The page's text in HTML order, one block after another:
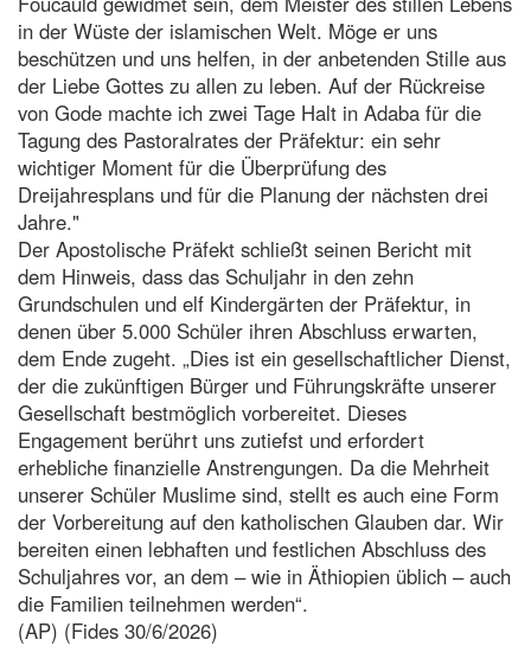
in der Wüste der islamischen Welt. Möge er uns
beschützen und uns helfen, in der anbetenden Stille aus
der Liebe Gottes zu allen zu leben. Auf der Rückreise
von Gode machte ich zwei Tage Halt in Adaba für die
Tagung des Pastoralrates der Präfektur: ein sehr
wichtiger Moment für die Überprüfung des
Dreijahresplans und für die Planung der nächsten drei
Jahre."
Der Apostolische Präfekt schließt seinen Bericht mit
dem Hinweis, dass das Schuljahr in den zehn
Grundschulen und elf Kindergärten der Präfektur, in
denen über 5.000 Schüler ihren Abschluss erwarten,
dem Ende zugeht. „Dies ist ein gesellschaftlicher Dienst,
der die zukünftigen Bürger und Führungskräfte unserer
Gesellschaft bestmöglich vorbereitet. Dieses
Engagement berührt uns zutiefst und erfordert
erhebliche finanzielle Anstrengungen. Da die Mehrheit
unserer Schüler Muslime sind, stellt es auch eine Form
der Vorbereitung auf den katholischen Glauben dar. Wir
bereiten einen lebhaften und festlichen Abschluss des
Schuljahres vor, an dem – wie in Äthiopien üblich – auch
die Familien teilnehmen werden“.
(AP) (Fides 30/6/2026)